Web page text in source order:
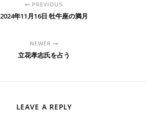
PREVIOUS
2024年11月16日 牡牛座の満月
NEWER
立花孝志氏を占う
LEAVE A REPLY